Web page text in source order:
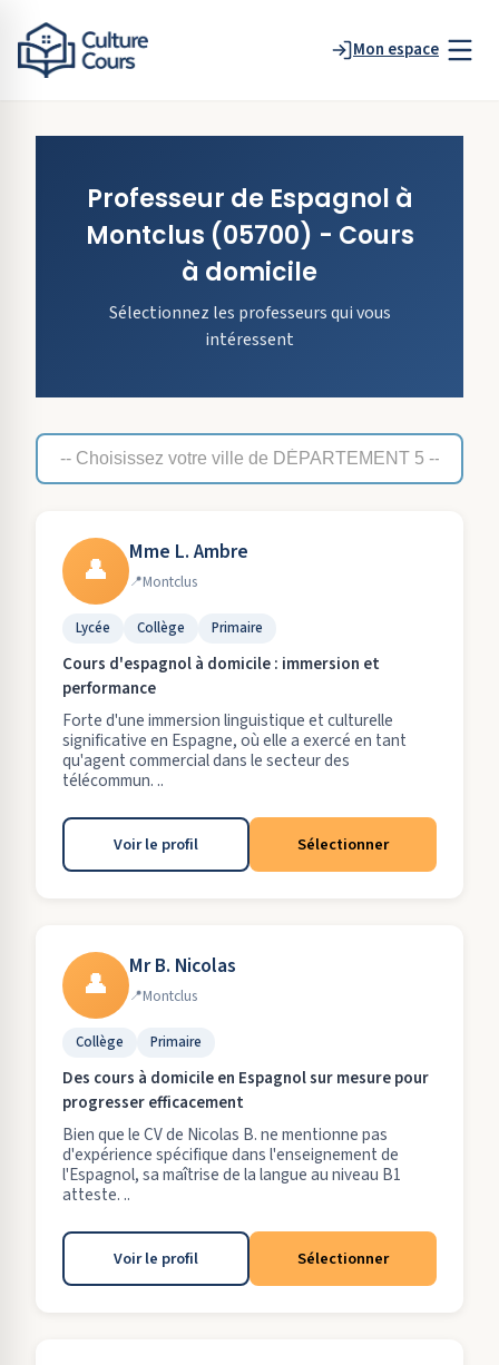
Mon espace
Professeur de Espagnol à
Montclus (05700) - Cours
à domicile
Sélectionnez les professeurs qui vous
intéressent
👤 Mme L. Ambre
Montclus
Lycée Collège Primaire
Cours d'espagnol à domicile : immersion et
performance
Forte d'une immersion linguistique et culturelle
significative en Espagne, où elle a exercé en tant
qu'agent commercial dans le secteur des
télécommun. ..
Voir le profil Sélectionner
👤 Mr B. Nicolas
Montclus
Collège Primaire
Des cours à domicile en Espagnol sur mesure pour
progresser efficacement
Bien que le CV de Nicolas B. ne mentionne pas
d'expérience spécifique dans l'enseignement de
l'Espagnol, sa maîtrise de la langue au niveau B1
atteste. ..
Voir le profil Sélectionner